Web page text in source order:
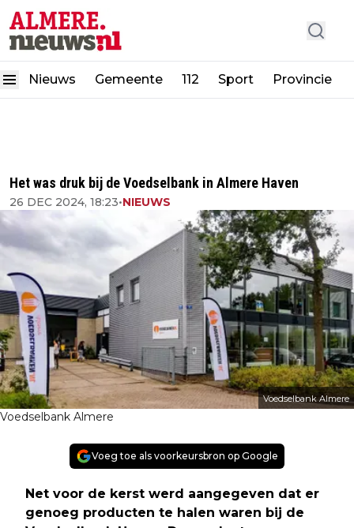
Nieuws Gemeente 112 Sport Provincie
Het was druk bij de Voedselbank in Almere Haven
26 DEC 2024, 18:23•NIEUWS
Voedselbank Almere
Voedselbank Almere
Voeg toe als voorkeursbron op Google
Net voor de kerst werd aangegeven dat er
genoeg producten te halen waren bij de